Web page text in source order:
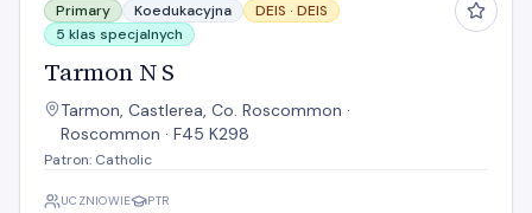
Primary Koedukacyjna DEIS · DEIS
5 klas specjalnych
Tarmon N S
Tarmon, Castlerea, Co. Roscommon ·
Roscommon · F45 K298
Patron: Catholic
UCZNIOWIE PTR